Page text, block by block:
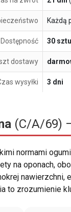
Każdą
Dostępność 30
dostawy
wysyłki 3 dni
(C/A/69)
normami
na oponach,
nawierzchni,
to zrozumienie